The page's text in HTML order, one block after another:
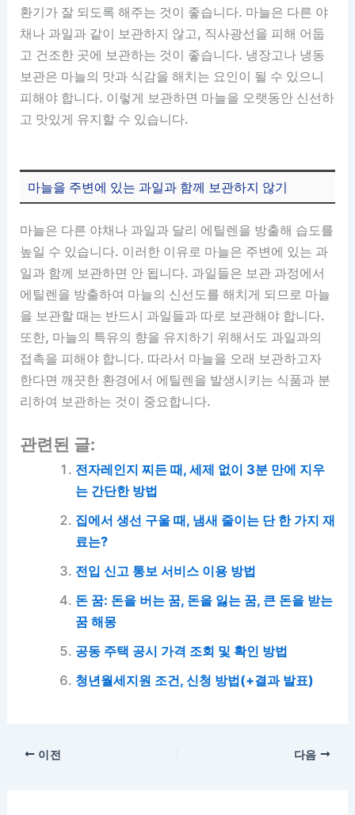
환기가 잘 되도록 해주는 것이 좋습니다. 마늘은 다른 야
채나 과일과 같이 보관하지 않고, 직사광선을 피해 어둡
고 건조한 곳에 보관하는 것이 좋습니다. 냉장고나 냉동
보관은 마늘의 맛과 식감을 해치는 요인이 될 수 있으니
피해야 합니다. 이렇게 보관하면 마늘을 오랫동안 신선하
고 맛있게 유지할 수 있습니다.
마늘을 주변에 있는 과일과 함께 보관하지 않기
마늘은 다른 야채나 과일과 달리 에틸렌을 방출해 습도를
높일 수 있습니다. 이러한 이유로 마늘은 주변에 있는 과
일과 함께 보관하면 안 됩니다. 과일들은 보관 과정에서
에틸렌을 방출하여 마늘의 신선도를 해치게 되므로 마늘
을 보관할 때는 반드시 과일들과 따로 보관해야 합니다.
또한, 마늘의 특유의 향을 유지하기 위해서도 과일과의
접촉을 피해야 합니다. 따라서 마늘을 오래 보관하고자
한다면 깨끗한 환경에서 에틸렌을 발생시키는 식품과 분
리하여 보관하는 것이 중요합니다.
관련된 글:
전자레인지 찌든 때, 세제 없이 3분 만에 지우
는 간단한 방법
집에서 생선 구울 때, 냄새 줄이는 단 한 가지 재
료는?
전입 신고 통보 서비스 이용 방법
돈 꿈: 돈을 버는 꿈, 돈을 잃는 꿈, 큰 돈을 받는
꿈 해몽
공동 주택 공시 가격 조회 및 확인 방법
청년월세지원 조건, 신청 방법(+결과 발표)
이전 다음